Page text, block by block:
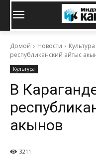
Домой Новости Культура
республиканский айтыс
Культура
В
акынов
3211